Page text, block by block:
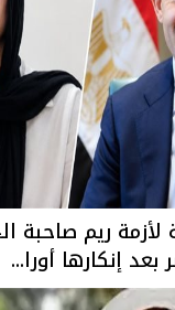
إنكارها أورا...